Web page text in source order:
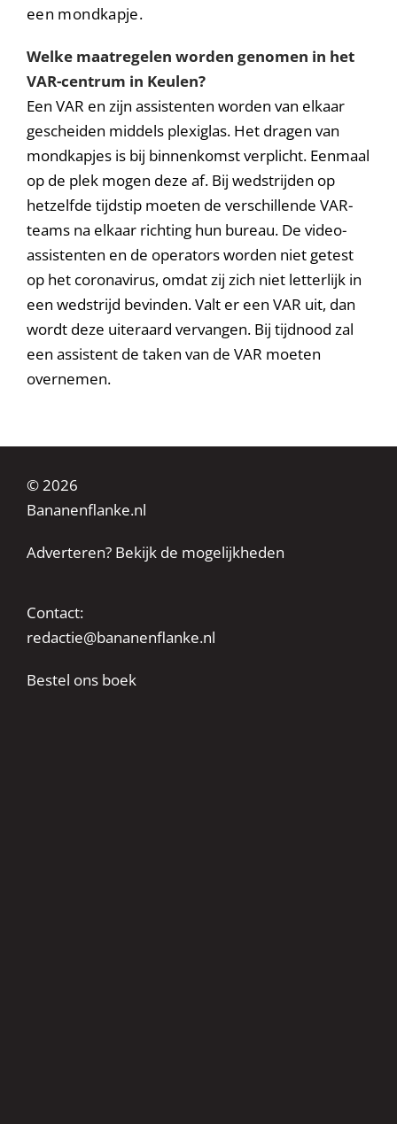
een mondkapje.
Welke maatregelen worden genomen in het
VAR-centrum in Keulen?
Een VAR en zijn assistenten worden van elkaar
gescheiden middels plexiglas. Het dragen van
mondkapjes is bij binnenkomst verplicht. Eenmaal
op de plek mogen deze af. Bij wedstrijden op
hetzelfde tijdstip moeten de verschillende VAR-
teams na elkaar richting hun bureau. De video-
assistenten en de operators worden niet getest
op het coronavirus, omdat zij zich niet letterlijk in
een wedstrijd bevinden. Valt er een VAR uit, dan
wordt deze uiteraard vervangen. Bij tijdnood zal
een assistent de taken van de VAR moeten
overnemen.
© 2026
Bananenflanke.nl
Adverteren? Bekijk de mogelijkheden
Contact:
redactie@bananenflanke.nl
Bestel ons boek